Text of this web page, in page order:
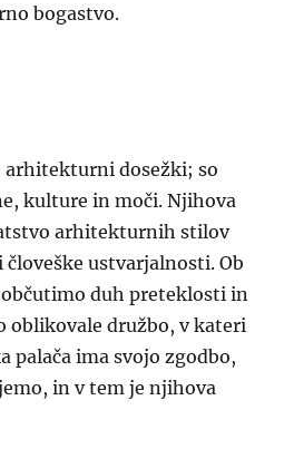
bogastvo.
arhitekturni dosežki; so
kulture in moči. Njihova
arhitekturnih stilov
ustvarjalnosti. Ob
duh preteklosti in
oblikovale družbo, v kateri
palača ima svojo zgodbo,
in v tem je njihova